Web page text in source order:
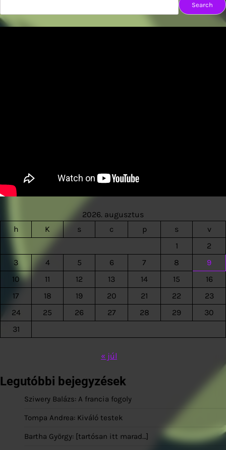
Search
2026. augusztus
h
K s c p s
v
1
2
3
4 5 6 7 8
9
10
11 12 13 14 15
16
17
18 19 20 21 22
23
24
25 26 27 28 29
30
31
« júl
Legutóbbi bejegyzések
Sziwery Balázs: A francia fogoly
Tompa Andrea: Kiváló testek
Bartha György: [tartósan itt marad…]